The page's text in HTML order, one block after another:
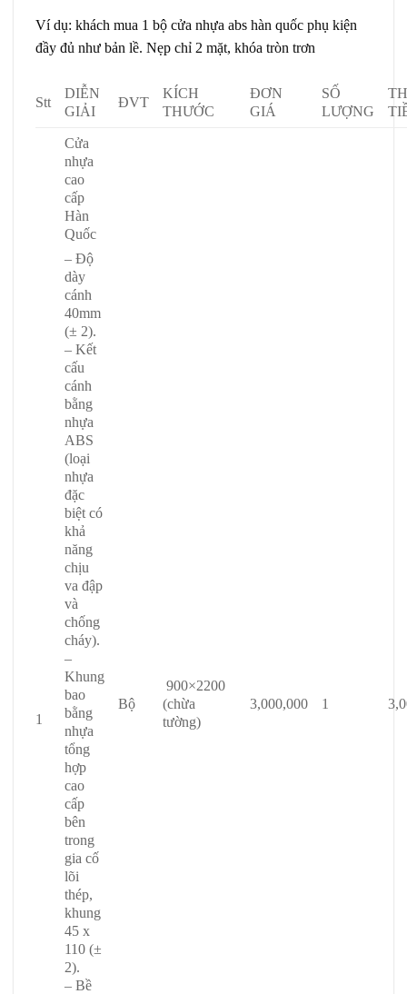
Ví dụ: khách mua 1 bộ cửa nhựa abs hàn quốc phụ kiện
đầy đủ như bản lề. Nẹp chỉ 2 mặt, khóa tròn trơn
Stt
DIỄN
GIẢI
ĐVT
KÍCH
THƯỚC
ĐƠN
GIÁ
SỐ
LƯỢNG
1
Cửa
nhựa
cao
cấp
Hàn
Quốc
– Độ
dày
cánh
40mm
(± 2).
– Kết
cấu
cánh
bằng
nhựa
ABS
(loại
nhựa
đặc
biệt có
khả
năng
chịu
va đập
và
chống
cháy).
–
Khung
bao
bằng
nhựa
tổng
hợp
cao
cấp
bên
trong
gia cố
lõi
thép,
khung
45 x
110 (±
2).
– Bề
Bộ
900×2200
(chừa
tường)
3,000,000 1